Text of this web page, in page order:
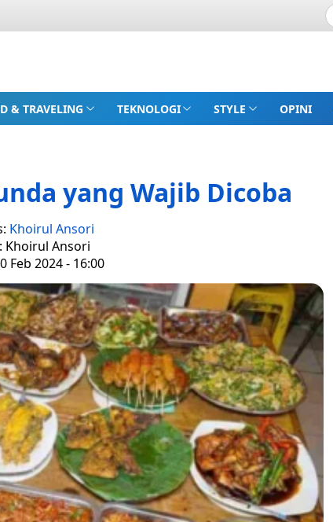
& TRAVELING TEKNOLOGI STYLE OPINI
yang Wajib Dicoba
Khoirul Ansori
Khoirul Ansori
Feb 2024 - 16:00